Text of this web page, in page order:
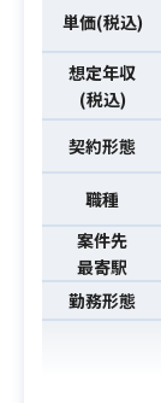
必須スキル
単価(税込)
想定年収
(税込)
契約形態
職種
案件先
最寄駅
勤務形態